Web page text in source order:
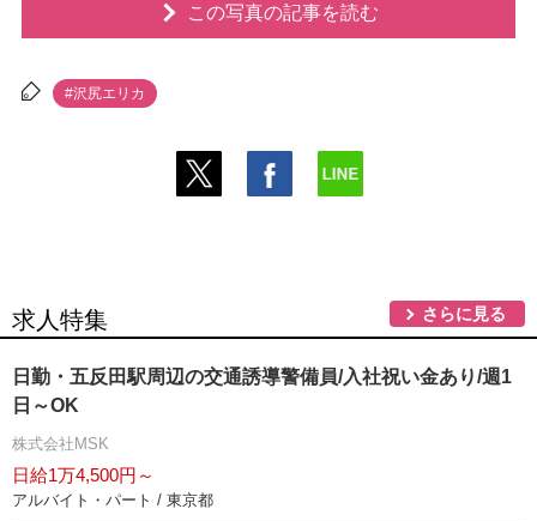
この写真の記事を読む
#沢尻エリカ
求人特集 さらに見る
日勤・五反田駅周辺の交通誘導警備員/入社祝い金あり/週1
日～OK
株式会社MSK
日給1万4,500円～
アルバイト・パート / 東京都